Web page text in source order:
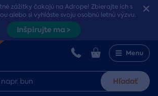
zážitky čakajú na Adrope! Zbierajte ich s
alebo si vyhláste svoju osobnú letnú výzvu.
Inšpirujte ma >
Menu
Hľadať